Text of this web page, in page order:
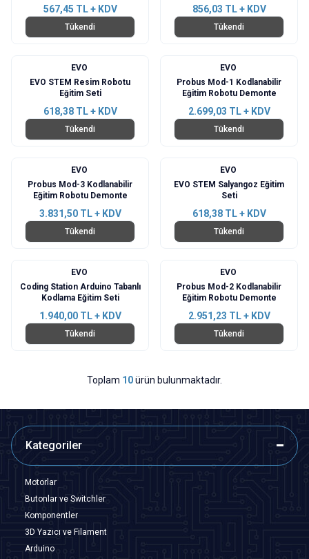
567,45 TL + KDV
Tükendi
856,03 TL + KDV
Tükendi
EVO
EVO STEM Resim Robotu
Eğitim Seti
618,38TL + KDV
Tükendi
EVO
Probus Mod-1 Kodlanabilir
Eğitim Robotu Demonte
2.699,03 TL + KDV
Tükendi
EVO
Probus Mod-3 Kodlanabilir
Eğitim Robotu Demonte
3.831,50TL + KDV
Tükendi
EVO
EVO STEM Salyangoz Eğitim
Seti
618,38TL + KDV
Tükendi
EVO
Coding Station Arduino Tabanlı
Kodlama Eğitim Seti
1.940,00TL + KDV
Tükendi
EVO
Probus Mod-2 Kodlanabilir
Eğitim Robotu Demonte
2.951,23 TL + KDV
Tükendi
Toplam 10ürün bulunmaktadır.
Kategoriler
Motorlar
Butonlar ve Switchler
Komponentler
3D Yazıcı ve Filament
Arduino